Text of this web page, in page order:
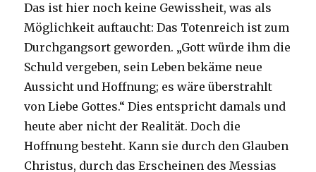
Das ist hier noch keine Gewissheit, was als
Möglichkeit auftaucht: Das Totenreich ist zum
Durchgangsort geworden. „Gott würde ihm die
Schuld vergeben, sein Leben bekäme neue
Aussicht und Hoffnung; es wäre überstrahlt
von Liebe Gottes.“ Dies entspricht damals und
heute aber nicht der Realität. Doch die
Hoffnung besteht. Kann sie durch den Glauben
Christus, durch das Erscheinen des Messias